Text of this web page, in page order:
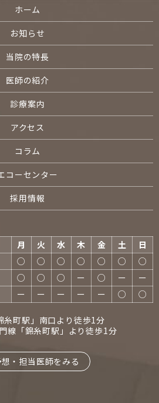
ホーム
お知らせ
当院の特長
医師の紹介
診療案内
アクセス
コラム
コーセンター
採用情報
月 火 水 木 金 土
日
○ ○ ○ ○ ○ ○
○
○ ○ ○ ー ○ ー
ー
ー ー ー ー ー ○ ○
糸町駅」南口より徒歩1分
線「錦糸町駅」より徒歩1分
・担当医師をみる